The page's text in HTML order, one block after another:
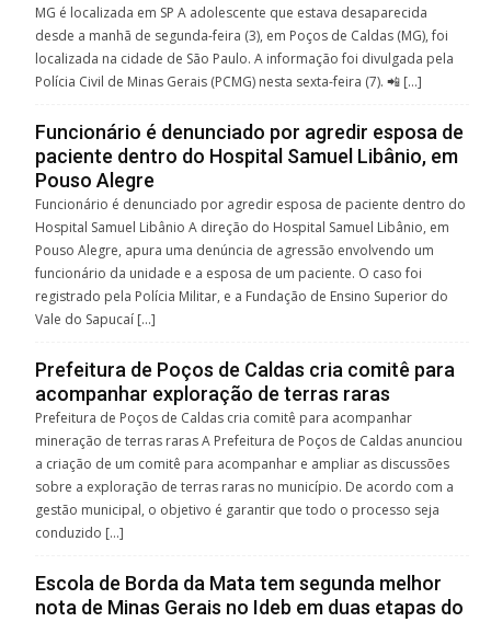
MG é localizada em SP A adolescente que estava desaparecida
desde a manhã de segunda-feira (3), em Poços de Caldas (MG), foi
localizada na cidade de São Paulo. A informação foi divulgada pela
Polícia Civil de Minas Gerais (PCMG) nesta sexta-feira (7). 📲 […]
Funcionário é denunciado por agredir esposa de
paciente dentro do Hospital Samuel Libânio, em
Pouso Alegre
Funcionário é denunciado por agredir esposa de paciente dentro do
Hospital Samuel Libânio A direção do Hospital Samuel Libânio, em
Pouso Alegre, apura uma denúncia de agressão envolvendo um
funcionário da unidade e a esposa de um paciente. O caso foi
registrado pela Polícia Militar, e a Fundação de Ensino Superior do
Vale do Sapucaí […]
Prefeitura de Poços de Caldas cria comitê para
acompanhar exploração de terras raras
Prefeitura de Poços de Caldas cria comitê para acompanhar
mineração de terras raras A Prefeitura de Poços de Caldas anunciou
a criação de um comitê para acompanhar e ampliar as discussões
sobre a exploração de terras raras no município. De acordo com a
gestão municipal, o objetivo é garantir que todo o processo seja
conduzido […]
Escola de Borda da Mata tem segunda melhor
nota de Minas Gerais no Ideb em duas etapas do